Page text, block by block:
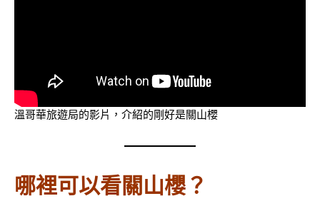
溫哥華旅遊局的影片，介紹的剛好是關山櫻
哪裡可以看關山櫻？